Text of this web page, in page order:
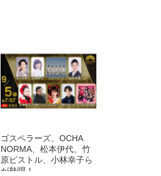
ゴスペラーズ、OCHA
NORMA、松本伊代、竹
原ピストル、小林幸子ら
が熱唱！